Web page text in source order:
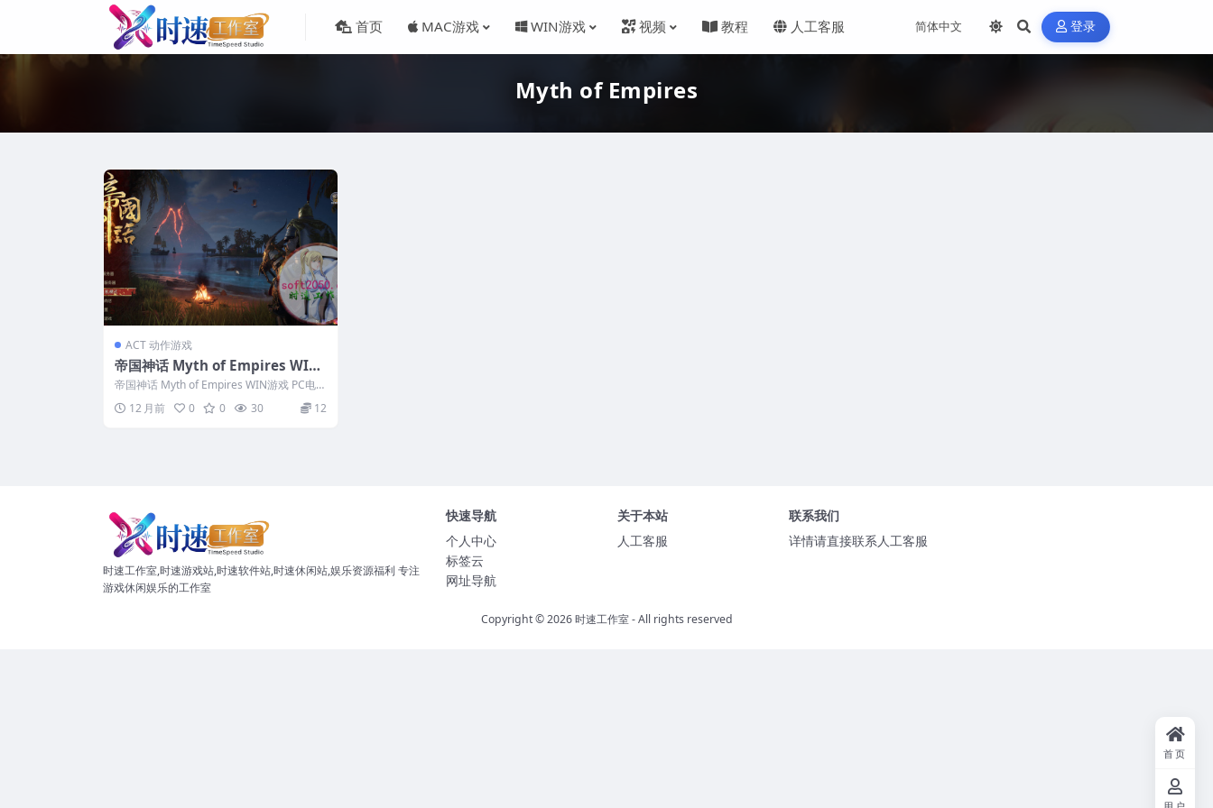
首页 MAC游戏 WIN游戏 视频 教程 人工客服 登录
Myth of Empires
ACT 动作游戏
帝国神话 Myth of Empires WIN
游戏 PC电脑游戏 适配系统WIN10
WIN11
帝国神话 Myth of Empires WIN游戏 PC电脑
12 月前 0 0 30 12
时速工作室,时速游戏站,时速软件站,时速休闲站,娱乐资源福利 专注
游戏休闲娱乐的工作室
快速导航
个人中心
标签云
网址导航
关于本站
人工客服
联系我们
详情请直接联系人工客服
Copyright © 2026时速工作室- All rights reserved
首页